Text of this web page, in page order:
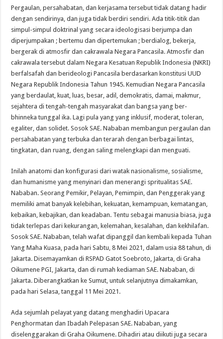
Pergaulan, persahabatan, dan kerjasama tersebut tidak datang hadir
dengan sendirinya, dan juga tidak berdiri sendiri. Ada titik-titik dan
simpul-simpul doktrinal yang secara ideologisasi berjumpa dan
diperjumpakan ; bertemu dan dipertemukan ; berdialog, bekerja,
bergerak di atmosfir dan cakrawala Negara Pancasila. Atmosfir dan
cakrawala tersebut dalam Negara Kesatuan Republik Indonesia (NKRI)
berfalsafah dan berideologi Pancasila berdasarkan konstitusi UUD
Negara Republik Indonesia Tahun 1945. Kemudian Negara Pancasila
yang berdaulat, kuat, luas, besar, adil, demokratis, damai, makmur,
sejahtera di tengah-tengah masyarakat dan bangsa yang ber-
bhinneka tunggal ika. Lagi pula yang yang inklusif, moderat, toleran,
egaliter, dan solidet. Sosok SAE. Nababan membangun pergaulan dan
persahabatan yang terbuka dan terarah dengan berbagai lintas,
tingkatan, dan ruang, dengan saling melengkapi dan menguati.
Inilah anatomi dan konfigurasi dari watak nasionalisme, sosialisme,
dan humanisme yang menyinari dan menerangi spritualitas SAE.
Nababan. Seorang Pemikir, Pelayan, Pemimpin, dan Penggerak yang
memiliki amat banyak kelebihan, kekuatan, kemampuan, kematangan,
kebaikan, kebajikan, dan keadaban. Tentu sebagai manusia biasa, juga
tidak terlepas dari kekurangan, kelemahan, kesalahan, dan kekhilafan.
Sosok SAE. Nababan, telah wafat dipanggil dan kembali kepada Tuhan
Yang Maha Kuasa, pada hari Sabtu, 8 Mei 2021, dalam usia 88 tahun, di
Jakarta. Disemayamkan di RSPAD Gatot Soebroto, Jakarta, di Graha
Oikumene PGI, Jakarta, dan di rumah kediaman SAE. Nababan, di
Jakarta. Diberangkatkan ke Sumut, untuk selanjutnya dimakamkan,
pada hari Selasa, tanggal 11 Mei 2021.
Ada sejumlah pelayat yang datang menghadiri Upacara
Penghormatan dan Ibadah Pelepasan SAE. Nababan, yang
diselenggarakan di Graha Oikumene. Dihadiri atau diikuti juga secara